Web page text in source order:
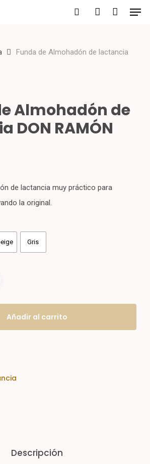
Funda de Almohadón de lactancia
Almohadón de
DON RAMÓN
de lactancia muy práctico para
la original.
Gris
Añadir al carrito
Descripción